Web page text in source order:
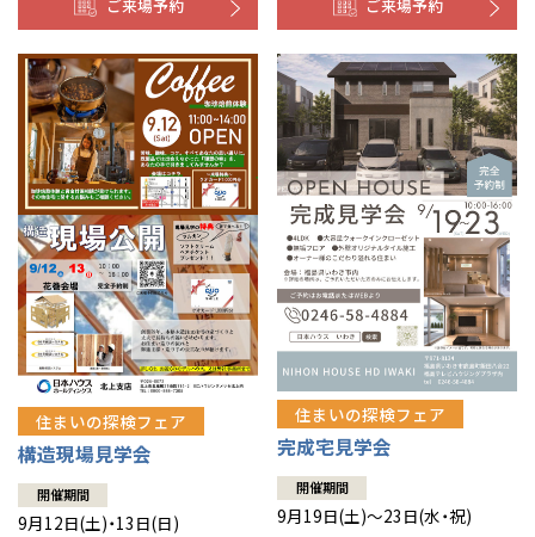
ご来場予約 ご来場予約
住まいの探検フェア
構造現場見学会
開催期間
9月12日(土)・13日(日)
住まいの探検フェア
完成宅見学会
開催期間
9月19日(土)～23日(水・祝)